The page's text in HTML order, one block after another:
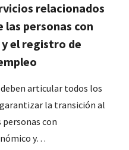
relacionados
las personas con
y el registro de
deben articular todos los
la transición al
con
y…